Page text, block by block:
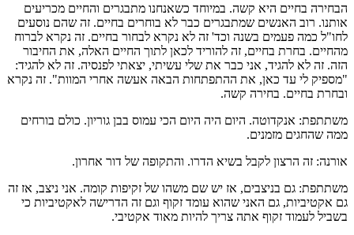
הבחירה בחיים היא קשה. במיוחד כשאנחנו מתבגרים והחיים מכריעים
אותנו. רוב האנשים שמתבגרים כבר לא בוחרים בחיים. זה שהם נוסעים
לחו"ל כמה פעמים בשנה וכד' זה לא נקרא לבחור בחיים. זה נקרא לברוח
מהחיים. בחרת בחיים, זה להוריד לכאן לתוך החיים האלה, את החיבור
הזה. זה לא להגיד, אני כבר את שלי עשיתי, יצאתי לפנסיה. זה לא להגיד:
"מספיק לי עד כאן, את ההתפתחות הבאה אעשה אחרי המוות". זה נקרא
ובחרת בחיים. בחירה קשה.
משתתפת: אנקדוטה. היום היה היום הכי עמוס בבן גוריון. כולם בורחים
ממה שהחגים מזמנים.
אורנה: זה הרצון לקבל בשיא הדרו. והתקופה של דור אחרון.
משתתפת: גם בניצבים, אז יש שם משהו של זקיפות קומה. אני ניצב, אז זה
גם אקטיביות, גם האני שהוא עומד זקוף וגם זה הדרישה לאקטיביות כי
בשביל לעמוד זקוף אתה צריך להיות מאוד אקטיבי.